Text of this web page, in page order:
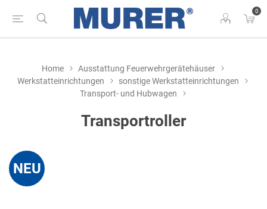
0
Home
Ausstattung Feuerwehrgerätehäuser
Werkstatteinrichtungen
sonstige Werkstatteinrichtungen
Transport- und Hubwagen
Transportroller
NEU